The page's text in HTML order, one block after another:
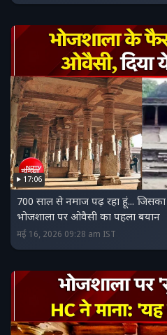
17:06
700 साल से नमाज पढ़ रहा हूं...
भोजशाला पर ओवैसी का पहला बयान
मई 16, 2026 09:28 am IST